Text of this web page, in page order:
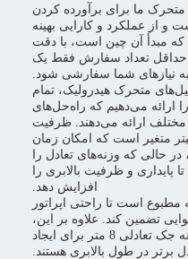
ما برای برآورده کردن
از عملکرد و کارایی بهینه
مبدأ آن چین است، با دقت
حداقل تعداد سفارش فقط یک
نیازهای شما سفارشی شود.
متحرک هیدرولیک، تمام
ارائه می‌دهیم که راه‌حل‌های
ارائه می‌دهند. ظرفیت
سوخت از 200 تا 600 لیتر متغیر است که امکان زمان
حالی که وزنه‌های تعادل را
کرد تا پایداری و ظرفیت بالابری را
افزایش دهد.
مطبوع است تا راحتی اپراتور
تضمین کند. علاوه بر این،
جرثقیل‌های ما دارای حداکثر دهانه جک تعادلی 8 متر برای ایجاد
برتر در طول بالابری هستند.